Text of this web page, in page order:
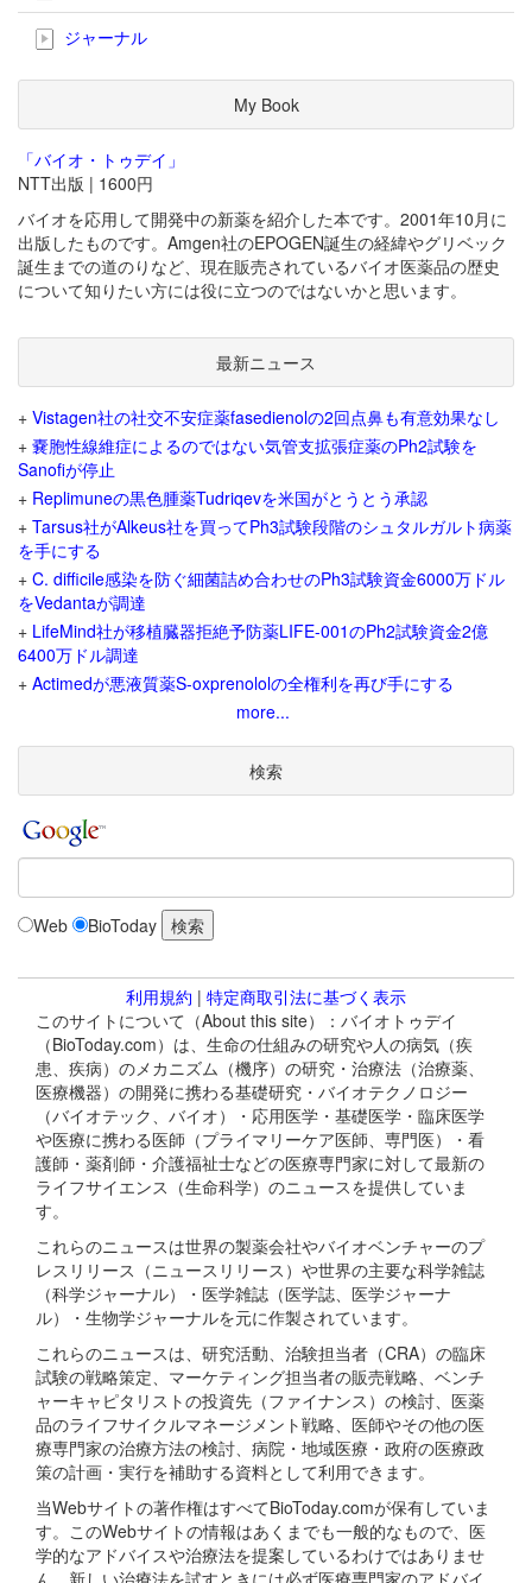
ジャーナル
My Book
「バイオ・トゥデイ」
NTT出版 | 1600円
バイオを応用して開発中の新薬を紹介した本です。2001年10月に
出版したものです。Amgen社のEPOGEN誕生の経緯やグリベック
誕生までの道のりなど、現在販売されているバイオ医薬品の歴史
について知りたい方には役に立つのではないかと思います。
最新ニュース
+ Vistagen社の社交不安症薬fasedienolの2回点鼻も有意効果なし
+ 嚢胞性線維症によるのではない気管支拡張症薬のPh2試験を
Sanofiが停止
+ Replimuneの黒色腫薬Tudriqevを米国がとうとう承認
+ Tarsus社がAlkeus社を買ってPh3試験段階のシュタルガルト病薬
を手にする
+ C. difficile感染を防ぐ細菌詰め合わせのPh3試験資金6000万ドル
をVedantaが調達
+ LifeMind社が移植臓器拒絶予防薬LIFE-001のPh2試験資金2億
6400万ドル調達
+ Actimedが悪液質薬S-oxprenololの全権利を再び手にする
more...
検索
Web BioToday
利用規約 | 特定商取引法に基づく表示
このサイトについて（About this site）：バイオトゥデイ
（BioToday.com）は、生命の仕組みの研究や人の病気（疾
患、疾病）のメカニズム（機序）の研究・治療法（治療薬、
医療機器）の開発に携わる基礎研究・バイオテクノロジー
（バイオテック、バイオ）・応用医学・基礎医学・臨床医学
や医療に携わる医師（プライマリーケア医師、専門医）・看
護師・薬剤師・介護福祉士などの医療専門家に対して最新の
ライフサイエンス（生命科学）のニュースを提供していま
す。
これらのニュースは世界の製薬会社やバイオベンチャーのプ
レスリリース（ニュースリリース）や世界の主要な科学雑誌
（科学ジャーナル）・医学雑誌（医学誌、医学ジャーナ
ル）・生物学ジャーナルを元に作製されています。
これらのニュースは、研究活動、治験担当者（CRA）の臨床
試験の戦略策定、マーケティング担当者の販売戦略、ベンチ
ャーキャピタリストの投資先（ファイナンス）の検討、医薬
品のライフサイクルマネージメント戦略、医師やその他の医
療専門家の治療方法の検討、病院・地域医療・政府の医療政
策の計画・実行を補助する資料として利用できます。
当Webサイトの著作権はすべてBioToday.comが保有していま
す。このWebサイトの情報はあくまでも一般的なもので、医
学的なアドバイスや治療法を提案しているわけではありませ